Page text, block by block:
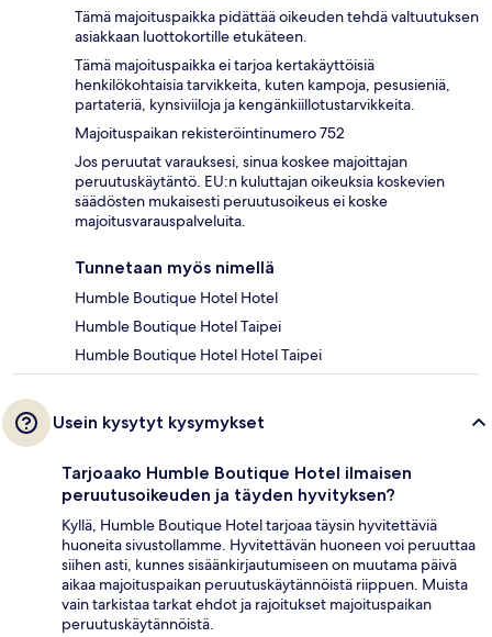
Tämä majoituspaikka pidättää oikeuden tehdä valtuutuksen
asiakkaan luottokortille etukäteen.
Tämä majoituspaikka ei tarjoa kertakäyttöisiä
henkilökohtaisia tarvikkeita, kuten kampoja, pesusieniä,
partateriä, kynsiviiloja ja kengänkiillotustarvikkeita.
Majoituspaikan rekisteröintinumero 752
Jos peruutat varauksesi, sinua koskee majoittajan
peruutuskäytäntö. EU:n kuluttajan oikeuksia koskevien
säädösten mukaisesti peruutusoikeus ei koske
majoitusvarauspalveluita.
Tunnetaan myös nimellä
Humble Boutique Hotel Hotel
Humble Boutique Hotel Taipei
Humble Boutique Hotel Hotel Taipei
Usein kysytyt kysymykset
Tarjoaako Humble Boutique Hotel ilmaisen
peruutusoikeuden ja täyden hyvityksen?
Kyllä, Humble Boutique Hotel tarjoaa täysin hyvitettäviä
huoneita sivustollamme. Hyvitettävän huoneen voi peruuttaa
siihen asti, kunnes sisäänkirjautumiseen on muutama päivä
aikaa majoituspaikan peruutuskäytännöistä riippuen. Muista
vain tarkistaa tarkat ehdot ja rajoitukset majoituspaikan
peruutuskäytännöistä.